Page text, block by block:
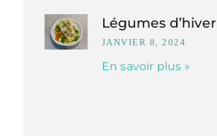
Légumes d’hiver
JANVIER 8, 2024
En savoir plus »